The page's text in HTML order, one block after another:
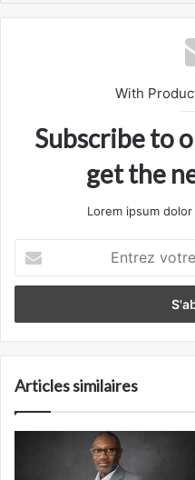
With
Subscribe to
get the
Lorem ipsum
votre
adresse
Articles similaires